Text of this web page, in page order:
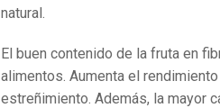
natural.
El buen contenido de la fruta en
alimentos. Aumenta el
estreñimiento. Además, la mayor